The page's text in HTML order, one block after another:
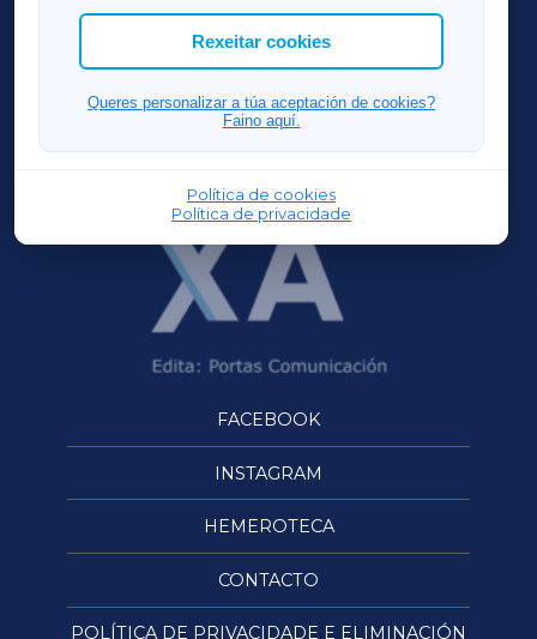
Rexeitar cookies
Queres personalizar a túa aceptación de cookies?
Faino aquí.
Política de cookies
Política de privacidade
ACORUÑAXA
FERROLXA
OURENSEXA
FACEBOOK
INSTAGRAM
HEMEROTECA
CONTACTO
POLÍTICA DE PRIVACIDADE E ELIMINACIÓN